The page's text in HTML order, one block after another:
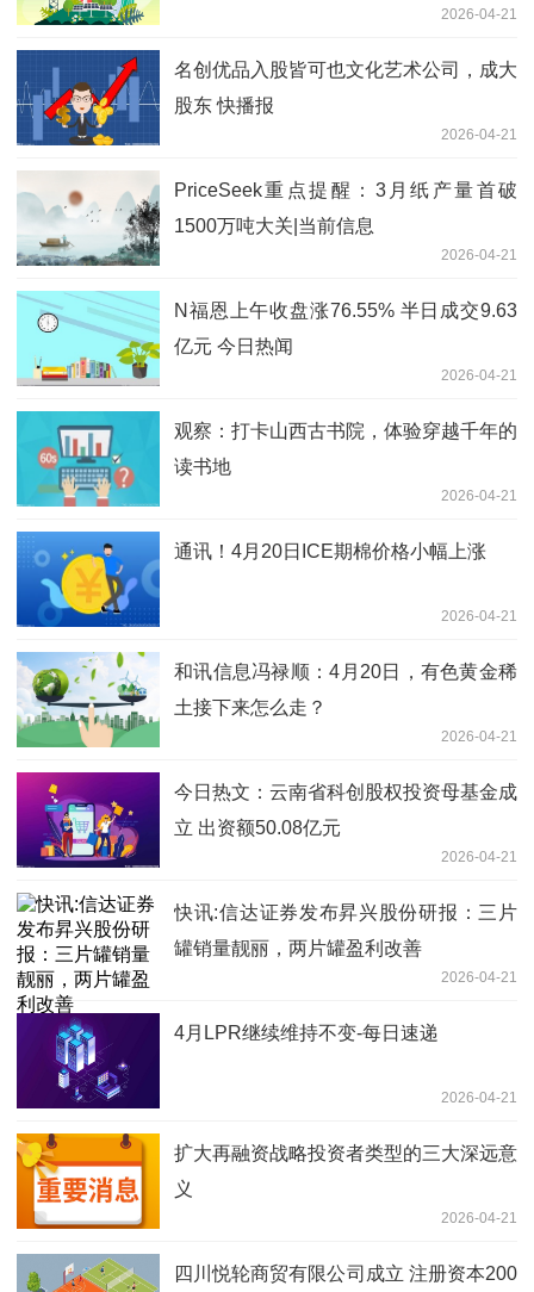
2026-04-21
名创优品入股皆可也文化艺术公司，成大
股东 快播报
2026-04-21
PriceSeek重点提醒：3月纸产量首破
1500万吨大关|当前信息
2026-04-21
N福恩上午收盘涨76.55% 半日成交9.63
亿元 今日热闻
2026-04-21
观察：打卡山西古书院，体验穿越千年的
读书地
2026-04-21
通讯！4月20日ICE期棉价格小幅上涨
2026-04-21
和讯信息冯禄顺：4月20日，有色黄金稀
土接下来怎么走？
2026-04-21
今日热文：云南省科创股权投资母基金成
立 出资额50.08亿元
2026-04-21
快讯:信达证券发布昇兴股份研报：三片
罐销量靓丽，两片罐盈利改善
2026-04-21
4月LPR继续维持不变-每日速递
2026-04-21
扩大再融资战略投资者类型的三大深远意
义
2026-04-21
四川悦轮商贸有限公司成立 注册资本200